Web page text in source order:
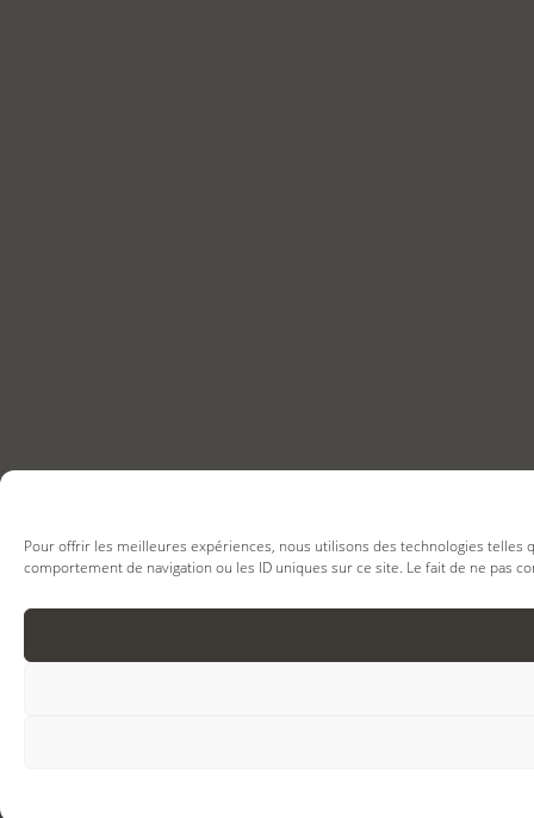
Pour offrir les meilleures expériences, nous utilisons des technologies
comportement de navigation ou les ID uniques sur ce site. Le fait de ne